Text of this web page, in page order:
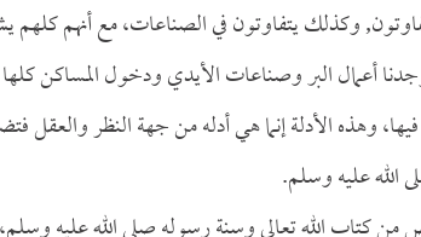
وكذلك يتفاوتون في الصناعات، مع أنهم
أعمال البر وصناعات الأيدي ودخول المساكن
وهذه الأدلة إنما هي أدله من جهة النظر والعقل
الله عليه وسلم.